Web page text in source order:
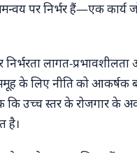
पर निर्भर हैं—एक
लागत-
समूह के लिए नीति को
उच्च स्तर के रोजगार के
है।